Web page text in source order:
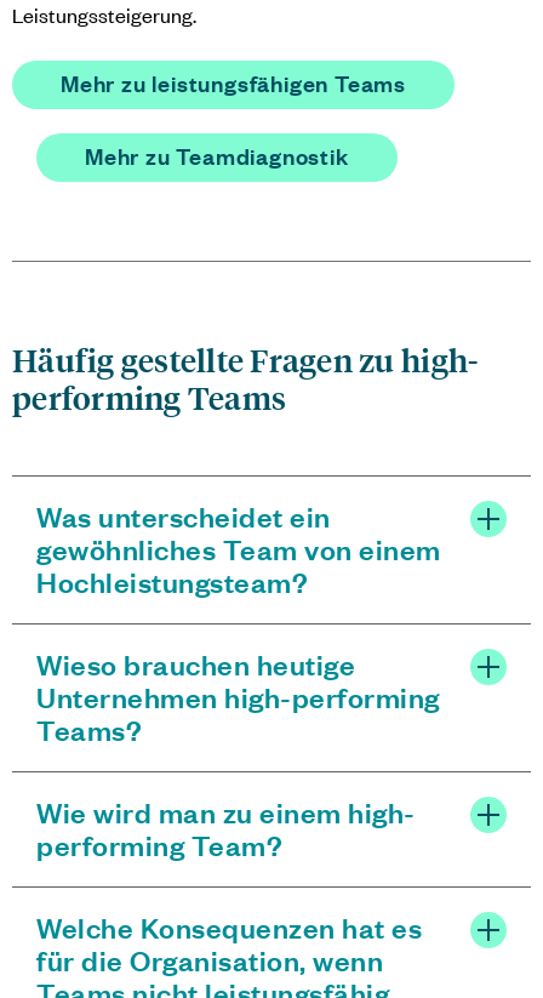
Leistungssteigerung.
Mehr zu leistungsfähigen Teams
Mehr zu Teamdiagnostik
Häufig gestellte Fragen zu high-
performing Teams
Was unterscheidet ein
gewöhnliches Team von einem
Hochleistungsteam?
Wieso brauchen heutige
Unternehmen high-performing
Teams?
Wie wird man zu einem high-
performing Team?
Welche Konsequenzen hat es
für die Organisation, wenn